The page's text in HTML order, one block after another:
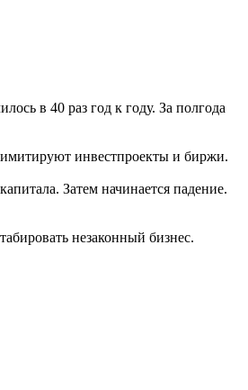
в 40 раз год к году. За полгода
инвестпроекты и биржи.
Затем начинается падение.
незаконный бизнес.